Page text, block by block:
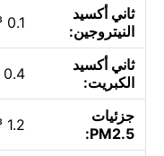
ثاني أكسيد
النيتروجين:
0.1 µg/m³
ثاني أكسيد
الكبريت:
0.4 µg/m³
جزئيات
PM2.5:
1.2 µg/m³